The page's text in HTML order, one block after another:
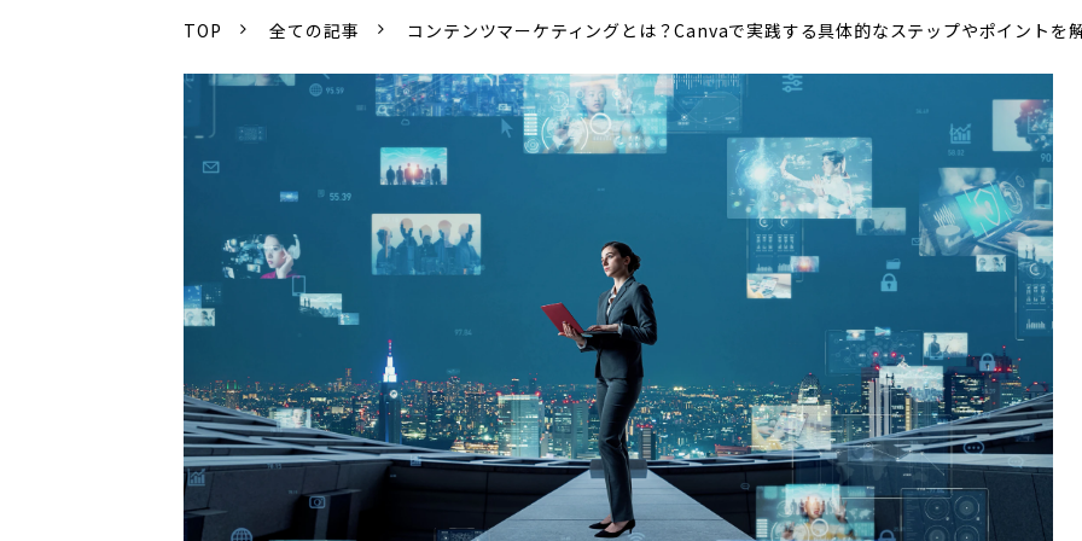
TOP 全ての記事 コンテンツマーケティングとは？Canvaで実践する具体的なステップやポイントを